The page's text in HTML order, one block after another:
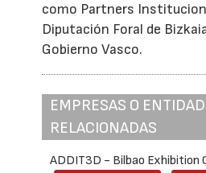
como Partners
Diputación Foral de
Gobierno Vasco.
EMPRESAS O
RELACIONADAS
ADDIT3D - Bilbao Exhibition